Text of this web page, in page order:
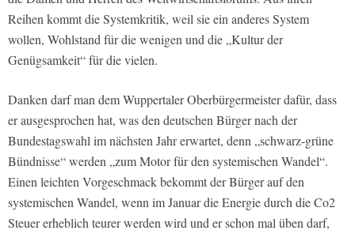
Reihen kommt die Systemkritik, weil sie ein anderes System
wollen, Wohlstand für die wenigen und die „Kultur der
Genügsamkeit“ für die vielen.
Danken darf man dem Wuppertaler Oberbürgermeister dafür, dass
er ausgesprochen hat, was den deutschen Bürger nach der
Bundestagswahl im nächsten Jahr erwartet, denn „schwarz-grüne
Bündnisse“ werden „zum Motor für den systemischen Wandel“.
Einen leichten Vorgeschmack bekommt der Bürger auf den
systemischen Wandel, wenn im Januar die Energie durch die Co2
Steuer erheblich teurer werden wird und er schon mal üben darf,